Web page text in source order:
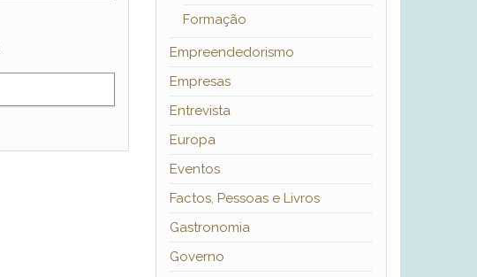
Formação
Empreendedorismo
Empresas
Entrevista
Europa
Eventos
Factos, Pessoas e Livros
Gastronomia
Governo